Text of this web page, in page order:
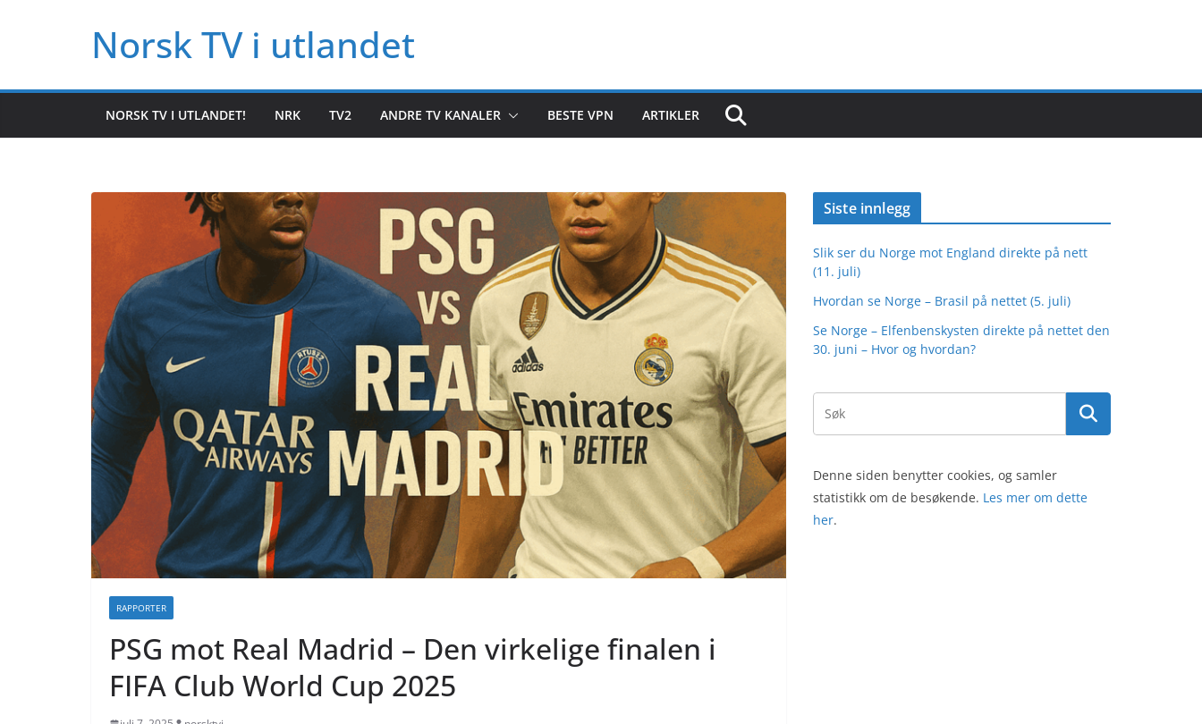
Norsk TV i utlandet
NORSK TV I UTLANDET! NRK TV2 ANDRE TV KANALER BESTE VPN ARTIKLER
RAPPORTER
PSG mot Real Madrid – Den virkelige finalen i
FIFA Club World Cup 2025
Siste innlegg
Slik ser du Norge mot England direkte på nett
(11. juli)
Hvordan se Norge – Brasil på nettet (5. juli)
Se Norge – Elfenbenskysten direkte på nettet den
30. juni – Hvor og hvordan?
Denne siden benytter cookies, og samler
statistikk om de besøkende. Les mer om dette
her.